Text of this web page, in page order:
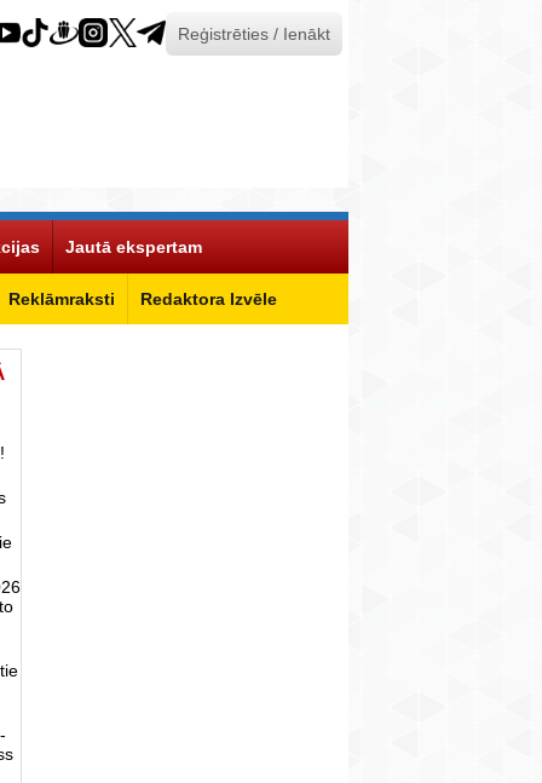
Reģistrēties / Ienākt
Reklāmraksti Redaktora Izvēle
Jautā ekspertam